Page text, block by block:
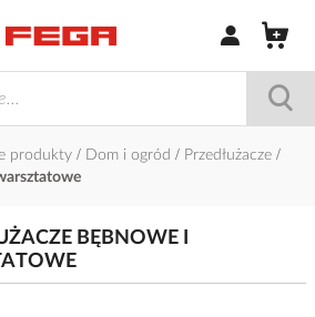
Zaloguj się /
produkty Dom i ogród
Przedłużacze
BĘBNOWE I